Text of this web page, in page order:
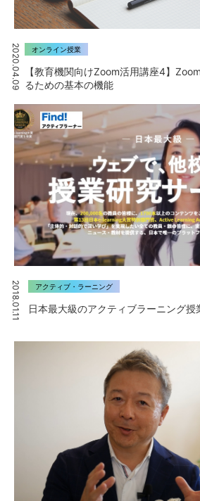
2020.04.09 オンライン授業
【教育機関向けZoom活用講座4】
るための基本の機能
2018.01.11 アクティブ・ラーニング
日本最大級のアクティブラーニング授